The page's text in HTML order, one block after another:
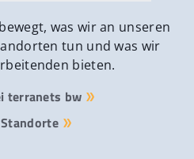
erlauben
was wir an unseren
tun und was wir
bieten.
terranets bw